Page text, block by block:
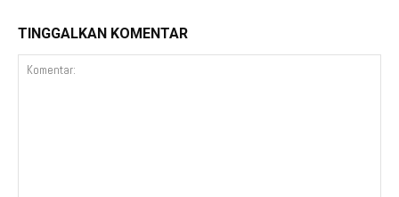
TINGGALKAN KOMENTAR